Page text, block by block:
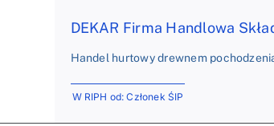
DEKAR Firma Handlowa
Handel hurtowy drewnem
W RIPH od: Członek ŚIP